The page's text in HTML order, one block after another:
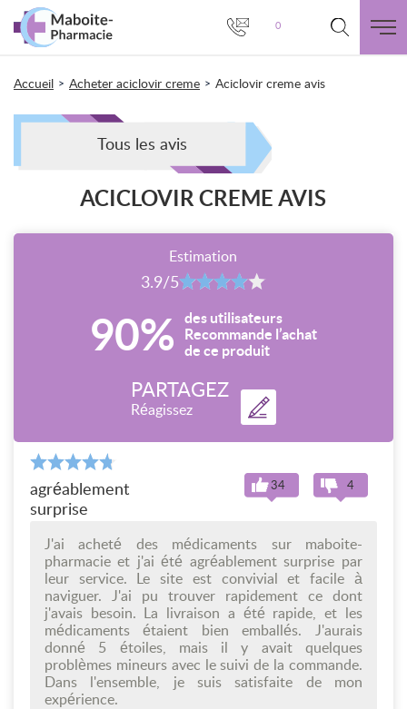
0
Accueil > Acheter aciclovir creme > Aciclovir creme avis
Tous les avis
ACICLOVIR CREME AVIS
Estimation
3.9/5
90%
des utilisateurs
Recommande l’achat
de ce produit
PARTAGEZ
Réagissez
agréablement
surprise
34 4
J'ai acheté des médicaments sur maboite-
pharmacie et j'ai été agréablement surprise par
leur service. Le site est convivial et facile à
naviguer. J'ai pu trouver rapidement ce dont
j'avais besoin. La livraison a été rapide, et les
médicaments étaient bien emballés. J'aurais
donné 5 étoiles, mais il y avait quelques
problèmes mineurs avec le suivi de la commande.
Dans l'ensemble, je suis satisfaite de mon
expérience.